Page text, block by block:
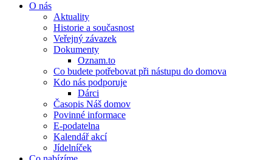
O nás
Aktuality
Historie a současnost
Veřejný závazek
Dokumenty
Oznam.to
Co budete potřebovat při nástupu do domova
Kdo nás podporuje
Dárci
Časopis Náš domov
Povinné informace
E-podatelna
Kalendář akcí
Jídelníček